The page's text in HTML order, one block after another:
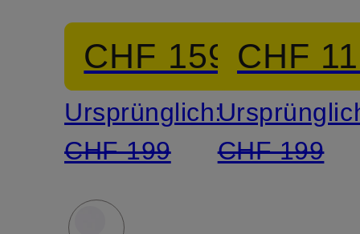
YORK
CHF 159
Ursprünglich:
CHF 199
NEW
YORK
CHF
CHF 199